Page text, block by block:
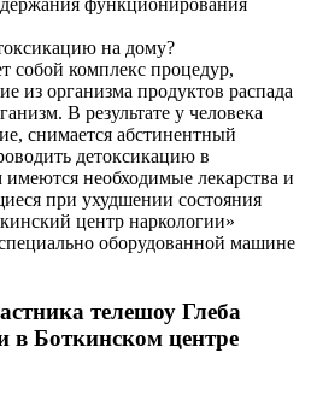
функционирования
на дому?
собой комплекс процедур,
из организма продуктов распада
В результате у человека
снимается абстинентный
детоксикацию в
имеются необходимые лекарства и
при ухудшении состояния
центр наркологии»
оборудованной машине
телешоу Глеба
в Боткинском центре